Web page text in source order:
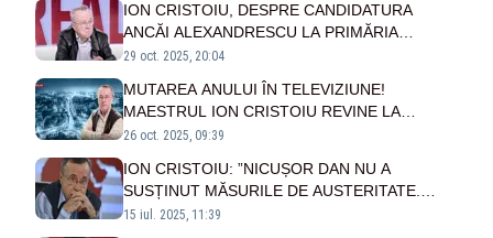
ION CRISTOIU, DESPRE CANDIDATURA
ANCĂI ALEXANDRESCU LA PRIMĂRIA
CAPITALEI: „ARE MARI ȘANSE SĂ CÂȘTIGE,
GEORGESCU”
29 oct. 2025, 20:04
MUTAREA ANULUI ÎN TELEVIZIUNE!
MAESTRUL ION CRISTOIU REVINE LA
TELEVIZIUNEA POPORULUI - VIDEO
26 oct. 2025, 09:39
ION CRISTOIU: ”NICUȘOR DAN NU A
SUSȚINUT MĂSURILE DE AUSTERITATE.
BOLOJAN ȘI RESTUL AU LUAT MĂSURILE PE
15 iul. 2025, 11:39